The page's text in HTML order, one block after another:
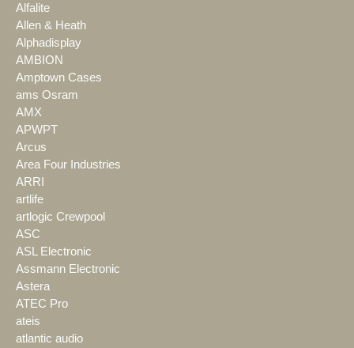
Alfalite
Allen & Heath
Alphadisplay
AMBION
Amptown Cases
ams Osram
AMX
APWPT
Arcus
Area Four Industries
ARRI
artlife
artlogic Crewpool
ASC
ASL Electronic
Assmann Electronic
Astera
ATEC Pro
ateis
atlantic audio